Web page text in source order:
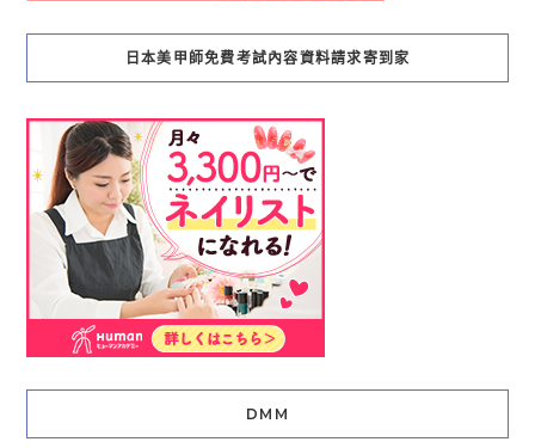
日本美甲師免費考試內容資料請求寄到家
DMM